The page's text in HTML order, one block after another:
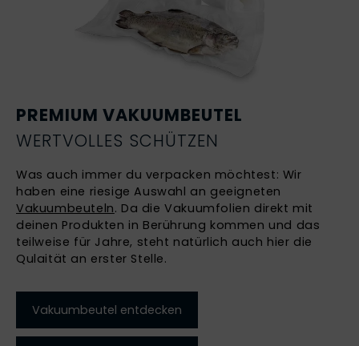
PREMIUM VAKUUMBEUTEL
WERTVOLLES SCHÜTZEN
Was auch immer du verpacken möchtest: Wir
haben eine riesige Auswahl an geeigneten
Vakuumbeuteln. Da die Vakuumfolien direkt mit
deinen Produkten in Berührung kommen und das
teilweise für Jahre, steht natürlich auch hier die
Qulaität an erster Stelle.
Vakuumbeutel entdecken